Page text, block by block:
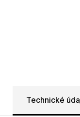
Technické